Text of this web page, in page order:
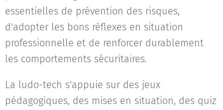
essentielles de prévention des risques,
d'adopter les bons réflexes en situation
professionnelle et de renforcer durablement
les comportements sécuritaires.
La ludo-tech s'appuie sur des jeux
pédagogiques, des mises en situation, des quiz